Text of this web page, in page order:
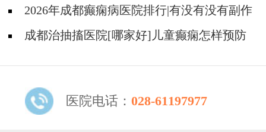
怎样?2026年成都癫痫病医院排行|有没有没有副作
用的抗癫痫药物呢？
成都治抽搐医院[哪家好]儿童癫痫怎样预防
医院电话： 028-61197977